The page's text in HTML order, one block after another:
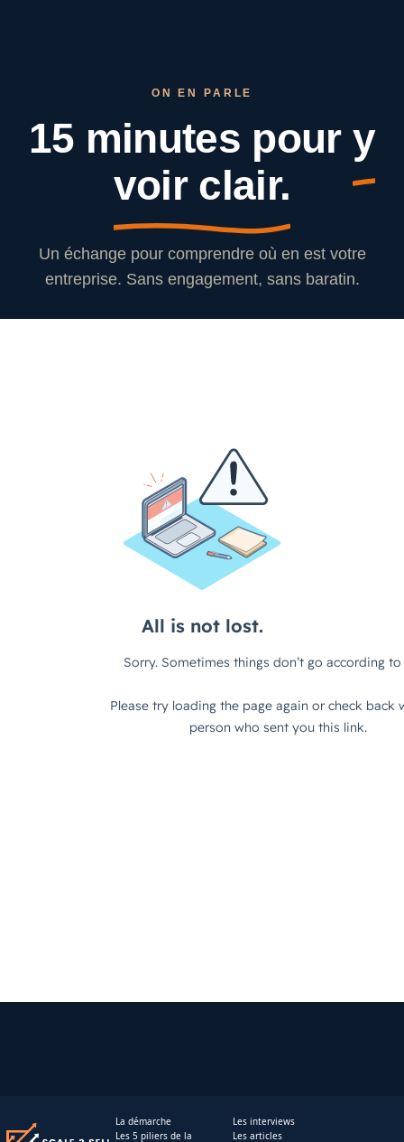
ON EN PARLE
15 minutes pour y
voir clair.
Un échange pour comprendre où en est votre
entreprise. Sans engagement, sans baratin.
La démarche
Les 5 piliers de la
Les interviews
Les articles